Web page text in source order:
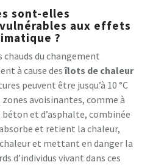
sont-elles
aux effets
?
du changement
à cause desîlots de chaleur
peuvent être jusqu’à 10 °C
zones avoisinantes, comme à
et d’asphalte, combinée
et retient la chaleur,
et mettant en danger la
d’individus vivant dans ces